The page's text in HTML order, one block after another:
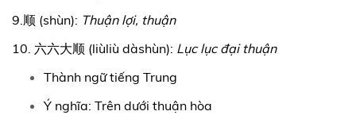
9.顺 (shùn): Thuận lợi, thuận
10. 六六大顺 (liùliù dàshùn): Lục lục đại thuận
Thành ngữ tiếng Trung
Ý nghĩa: Trên dưới thuận hòa